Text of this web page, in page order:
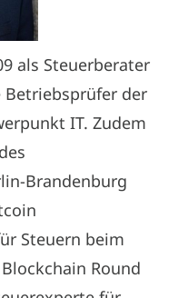
als Steuerberater
Betriebsprüfer der
IT. Zudem
Brandenburg
Steuern beim
Round